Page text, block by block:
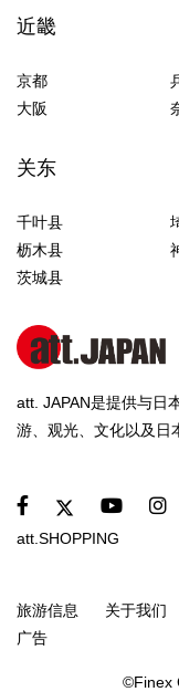
近畿
京都
大阪
关东
千叶县
枥木县
茨城县
att. JAPAN是提供与日
游、观光、文化以及日
att.SHOPPING
旅游信息 关于我们
广告
©Finex